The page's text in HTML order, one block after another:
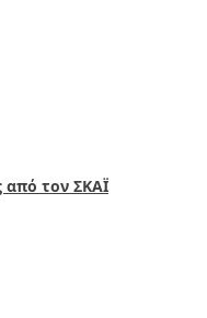
από τον ΣΚΑΪ